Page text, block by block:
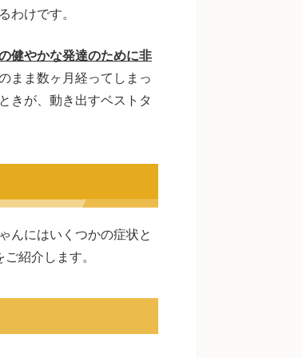
けです。
健やかな発達のために非
まま数ヶ月経ってしまっ
きが、動き出すベストタ
んにはいくつかの症状と
紹介します。